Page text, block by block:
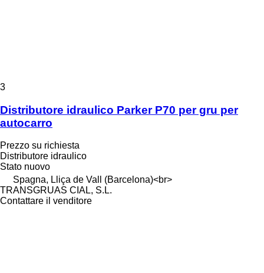
3
Distributore idraulico Parker P70 per gru per
autocarro
Prezzo su richiesta
Distributore idraulico
Stato nuovo
Spagna, Lliça de Vall (Barcelona)<br>
TRANSGRUAS CIAL, S.L.
Contattare il venditore